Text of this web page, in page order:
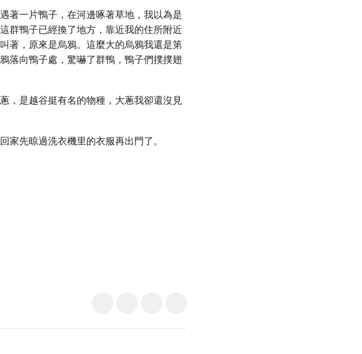
著一片鴨子，在河邊啄著草地，我以為是
群鴨子已經換了地方，靠近我的住所附近
著，原來是烏鴉。這麼大的烏鴉我還是第
落向鴨子處，驚嚇了群鴨，鴨子們撲撲翅
，是越谷挺有名的物種，大蔥我卻還沒見
家先晾過洗衣機里的衣服再出門了。